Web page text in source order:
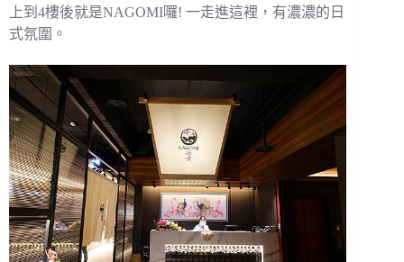
上到4樓後就是NAGOMI囉! 一走進這裡，有濃濃的日
式氛圍。